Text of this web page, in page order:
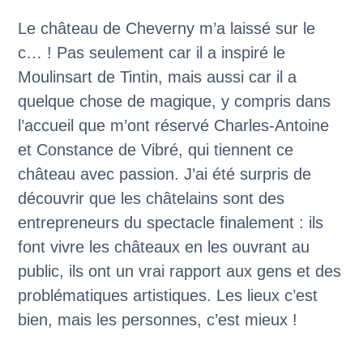
Le château de Cheverny m’a laissé sur le
c… ! Pas seulement car il a inspiré le
Moulinsart de Tintin, mais aussi car il a
quelque chose de magique, y compris dans
l’accueil que m’ont réservé Charles-Antoine
et Constance de Vibré, qui tiennent ce
château avec passion. J’ai été surpris de
découvrir que les châtelains sont des
entrepreneurs du spectacle finalement : ils
font vivre les châteaux en les ouvrant au
public, ils ont un vrai rapport aux gens et des
problématiques artistiques. Les lieux c’est
bien, mais les personnes, c’est mieux !